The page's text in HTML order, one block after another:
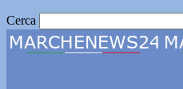
Cerca